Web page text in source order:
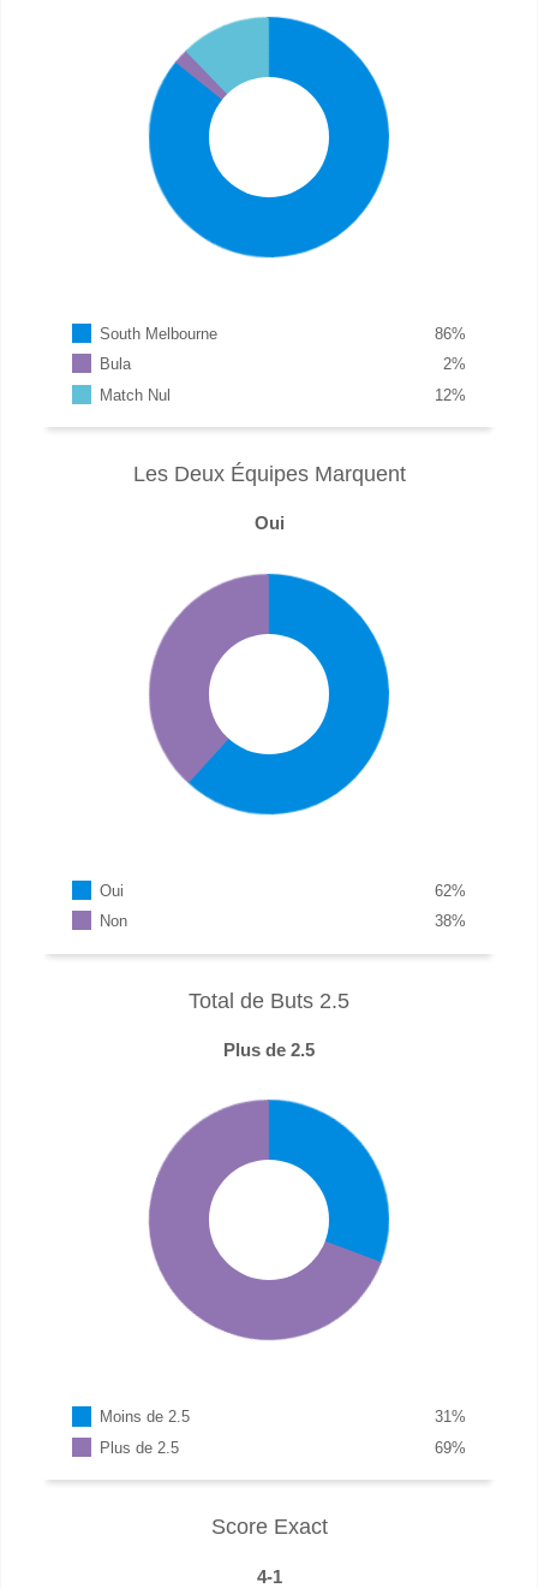
South Melbourne %
86
Bula
%
2
Match Nul
%
12
Les Deux Équipes Marquent
Oui
Oui %
62
Non
%
38
Total de Buts 2.5
Plus de 2.5
Moins de 2.5 %
31
Plus de 2.5
%
69
Score Exact
4-1